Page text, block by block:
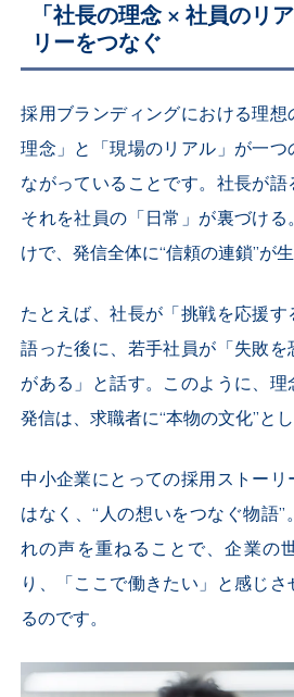
「社長の理念 × 社員のリ
リーをつなぐ
採用ブランディングにおける理
理念」と「現場のリアル」が一
ながっていることです。社長が語
それを社員の「日常」が裏づけ
けで、発信全体に“信頼の連鎖”が生
たとえば、社長が「挑戦を応援
語った後に、若手社員が「失敗
がある」と話す。このように、
発信は、求職者に“本物の文化”と
中小企業にとっての採用ストー
はなく、“人の想いをつなぐ物語
れの声を重ねることで、企業の
り、「ここで働きたい」と感じ
るのです。